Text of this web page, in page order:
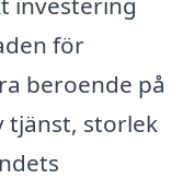
för
beroende på
tjänst, storlek